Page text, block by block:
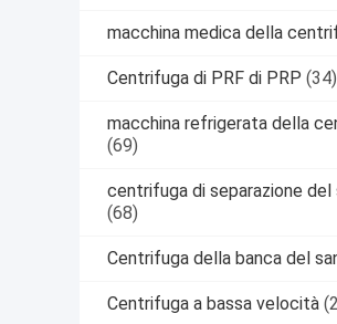
macchina medica della
Centrifuga di PRF di PRP (34)
macchina refrigerata della
(69)
centrifuga di separazione del
(68)
Centrifuga della banca del
Centrifuga a bassa velocità